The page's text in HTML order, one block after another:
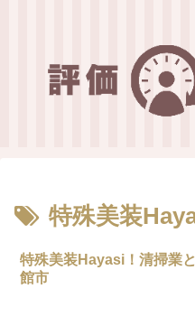
特殊美装
特殊美装Hayasi！清掃業
館市